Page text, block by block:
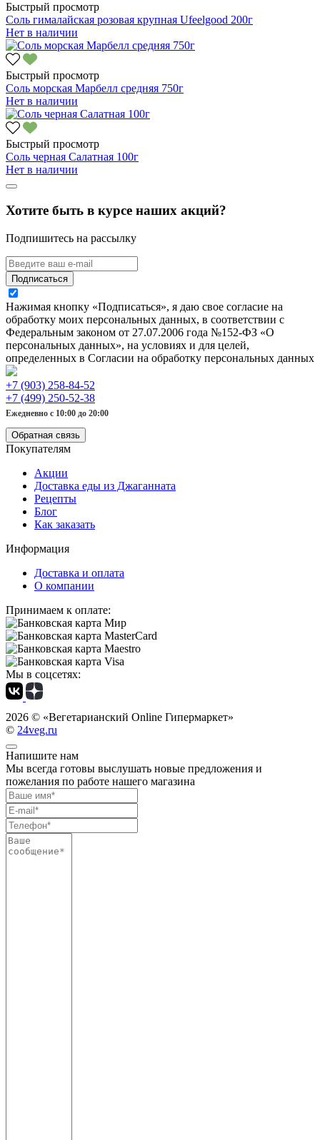
Быстрый просмотр
Соль гималайская розовая крупная Ufeelgood 200г
Нет в наличии
Быстрый просмотр
Соль морская Марбелл средняя 750г
Нет в наличии
Быстрый просмотр
Соль черная Салатная 100г
Нет в наличии
Хотите быть в курсе наших акций?
Подпишитесь на рассылку
Подписаться
Нажимая кнопку «Подписаться», я даю свое согласие на
обработку моих персональных данных, в соответствии с
Федеральным законом от 27.07.2006 года №152-ФЗ «О
персональных данных», на условиях и для целей,
определенных в Согласии на обработку персональных данных
+7 (903) 258-84-52
+7 (499) 250-52-38
Ежедневно с 10:00 до 20:00
Обратная связь
Покупателям
Акции
Доставка еды из Джаганната
Рецепты
Блог
Как заказать
Информация
Доставка и оплата
О компании
Принимаем к оплате:
Мы в соцсетях:
2026 © «Вегетарианский Online Гипермаркет»
© 24veg.ru
Напишите нам
Мы всегда готовы выслушать новые предложения и
пожелания по работе нашего магазина